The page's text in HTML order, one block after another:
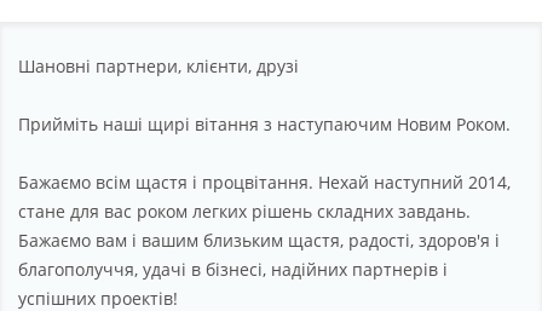
Підтримка
Про компанію
Шановні партнери, клієнти, друзі
Прийміть наші щирі вітання з наступаючим Новим Роком.
Бажаємо всім щастя і процвітання. Нехай наступний 2014,
стане для вас роком легких рішень складних завдань.
Бажаємо вам і вашим близьким щастя, радості, здоров'я і
благополуччя, удачі в бізнесі, надійних партнерів і
успішних проектів!